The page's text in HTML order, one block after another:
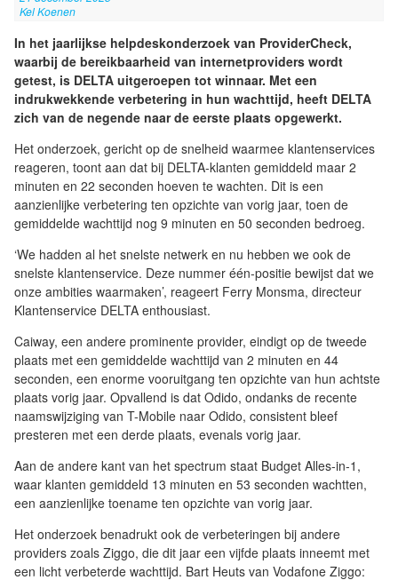
Kel Koenen
In het jaarlijkse helpdeskonderzoek van ProviderCheck,
waarbij de bereikbaarheid van internetproviders wordt
getest, is DELTA uitgeroepen tot winnaar. Met een
indrukwekkende verbetering in hun wachttijd, heeft DELTA
zich van de negende naar de eerste plaats opgewerkt.
Het onderzoek, gericht op de snelheid waarmee klantenservices
reageren, toont aan dat bij DELTA-klanten gemiddeld maar 2
minuten en 22 seconden hoeven te wachten. Dit is een
aanzienlijke verbetering ten opzichte van vorig jaar, toen de
gemiddelde wachttijd nog 9 minuten en 50 seconden bedroeg.
‘We hadden al het snelste netwerk en nu hebben we ook de
snelste klantenservice. Deze nummer één-positie bewijst dat we
onze ambities waarmaken’, reageert Ferry Monsma, directeur
Klantenservice DELTA enthousiast.
Caiway, een andere prominente provider, eindigt op de tweede
plaats met een gemiddelde wachttijd van 2 minuten en 44
seconden, een enorme vooruitgang ten opzichte van hun achtste
plaats vorig jaar. Opvallend is dat Odido, ondanks de recente
naamswijziging van T-Mobile naar Odido, consistent bleef
presteren met een derde plaats, evenals vorig jaar.
Aan de andere kant van het spectrum staat Budget Alles-in-1,
waar klanten gemiddeld 13 minuten en 53 seconden wachtten,
een aanzienlijke toename ten opzichte van vorig jaar.
Het onderzoek benadrukt ook de verbeteringen bij andere
providers zoals Ziggo, die dit jaar een vijfde plaats inneemt met
een licht verbeterde wachttijd. Bart Heuts van Vodafone Ziggo: